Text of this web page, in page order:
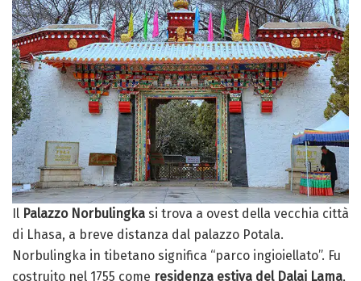
Il Palazzo Norbulingka si trova a ovest della vecchia città
di Lhasa, a breve distanza dal palazzo Potala.
Norbulingka in tibetano significa “parco ingioiellato”. Fu
costruito nel 1755 come residenza estiva del Dalai Lama,